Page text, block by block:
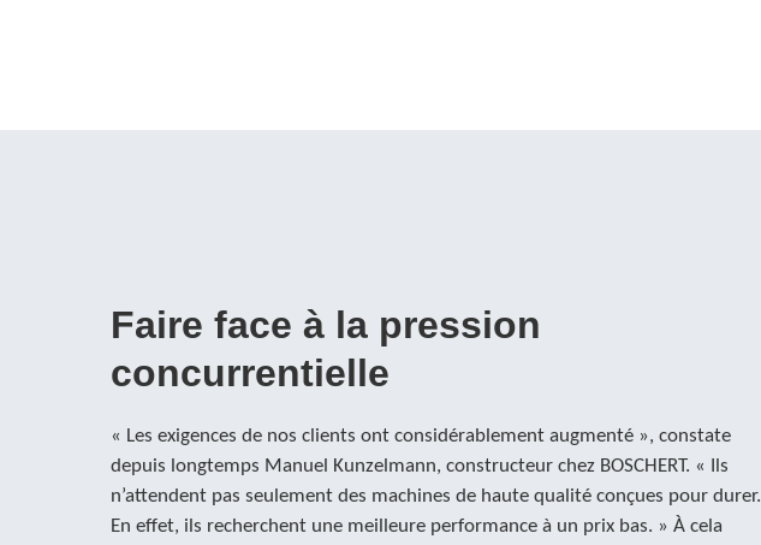
Faire face à la pression
concurrentielle
« Les exigences de nos clients ont considérablement augmenté », constate
depuis longtemps Manuel Kunzelmann, constructeur chez BOSCHERT. « Ils
n’attendent pas seulement des machines de haute qualité conçues pour durer.
En effet, ils recherchent une meilleure performance à un prix bas. » À cela